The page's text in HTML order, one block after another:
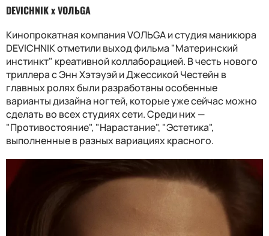
DEVICHNIK x VOЛЬGA
Кинопрокатная компания VOЛЬGA и студия маникюра
DEVICHNIK отметили выход фильма "Материнский
инстинкт" креативной коллаборацией. В честь нового
триллера с Энн Хэтэуэй и Джессикой Честейн в
главных ролях были разработаны особенные
варианты дизайна ногтей, которые уже сейчас можно
сделать во всех студиях сети. Среди них —
"Противостояние", "Нарастание", "Эстетика",
выполненные в разных вариациях красного.